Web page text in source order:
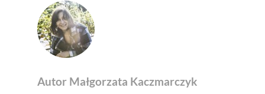
Autor Małgorzata Kaczmarczyk